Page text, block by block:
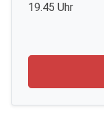
19.45 Uhr